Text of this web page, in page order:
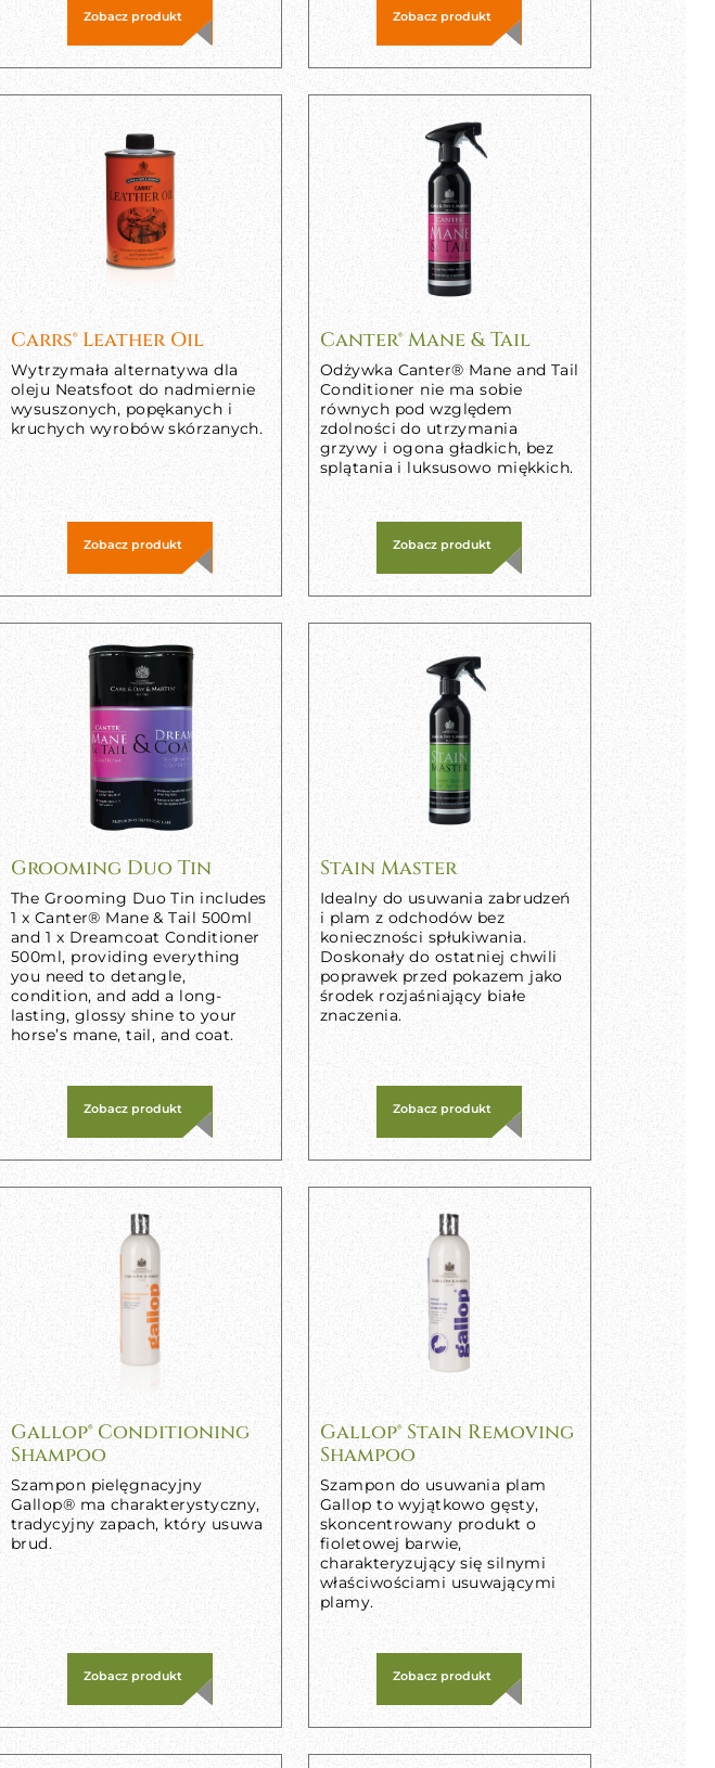
Zobacz produkt Zobacz produkt
Carrs® Leather Oil
Wytrzymała alternatywa dla
oleju Neatsfoot do nadmiernie
wysuszonych, popękanych i
kruchych wyrobów skórzanych.
Zobacz produkt
Canter® Mane & Tail
Odżywka Canter® Mane and Tail
Conditioner nie ma sobie
równych pod względem
zdolności do utrzymania
grzywy i ogona gładkich, bez
splątania i luksusowo miękkich.
Zobacz produkt
Grooming Duo Tin
The Grooming Duo Tin includes
1 x Canter® Mane & Tail 500ml
and 1 x Dreamcoat Conditioner
500ml, providing everything
you need to detangle,
condition, and add a long-
lasting, glossy shine to your
horse’s mane, tail, and coat.
Zobacz produkt
Stain Master
Idealny do usuwania zabrudzeń
i plam z odchodów bez
konieczności spłukiwania.
Doskonały do ostatniej chwili
poprawek przed pokazem jako
środek rozjaśniający białe
znaczenia.
Zobacz produkt
Gallop® Conditioning
Shampoo
Szampon pielęgnacyjny
Gallop® ma charakterystyczny,
tradycyjny zapach, który usuwa
brud.
Zobacz produkt
Gallop® Stain Removing
Shampoo
Szampon do usuwania plam
Gallop to wyjątkowo gęsty,
skoncentrowany produkt o
fioletowej barwie,
charakteryzujący się silnymi
właściwościami usuwającymi
plamy.
Zobacz produkt